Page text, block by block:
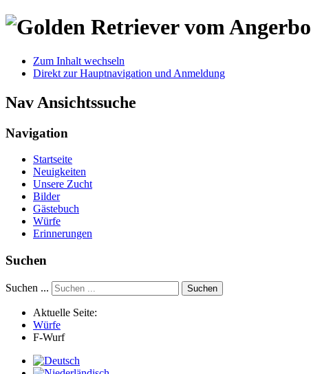
Zum Inhalt wechseln
Direkt zur Hauptnavigation und Anmeldung
Nav Ansichtssuche
Navigation
Startseite
Neuigkeiten
Unsere Zucht
Bilder
Gästebuch
Würfe
Erinnerungen
Suchen
Suchen ... Suchen
Aktuelle Seite:
Würfe
F-Wurf